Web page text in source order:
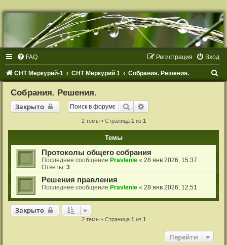
с
а
я
FAQ Вход
Регистрация
СНТ Меркурий-1 СНТ Меркурий 1 Собрания. Решения.
Собрания. Решения.
Закрыто
Закрыто Поиск
2 темы • Страница 1 из 1
Темы
Протоколы общего собрания
Последнее сообщение Pravlenie « 28 янв 2026, 15:37
Ответы: 3
Решения правления
Последнее сообщение Pravlenie « 28 янв 2026, 12:51
Закрыто
Закрыто
2 темы • Страница 1 из 1
Перейти